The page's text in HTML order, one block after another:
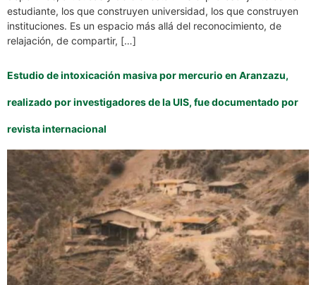
estudiante, los que construyen universidad, los que construyen
instituciones. Es un espacio más allá del reconocimiento, de
relajación, de compartir, […]
Estudio de intoxicación masiva por mercurio en Aranzazu,
realizado por investigadores de la UIS, fue documentado por
revista internacional